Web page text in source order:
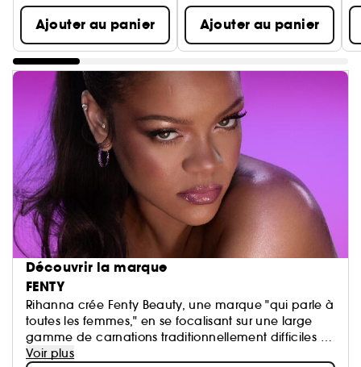
Ajouter au panier Ajouter au panier
Découvrir la marque
FENTY
Rihanna crée Fenty Beauty, une marque "qui parle à
toutes les femmes," en se focalisant sur une large
gamme de carnations traditionnellement difficiles à
maquiller, identifiant des teintes universelles...
Voir plus